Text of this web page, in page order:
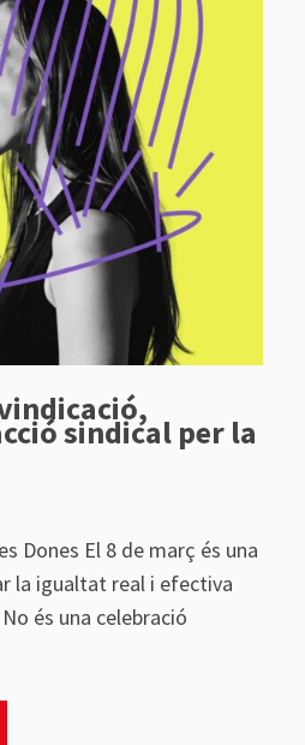
sindical per la
Dones El 8 de març és una
la igualtat real i efectiva
és una celebració